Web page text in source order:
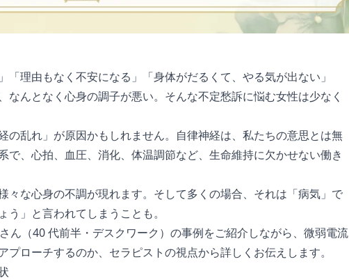
「理由もなく不安になる」「身体がだるくて、やる気が出ない」
んとなく心身の調子が悪い。そんな不定愁訴に悩む女性は少なく
の乱れ」が原因かもしれません。自律神経は、私たちの意思とは無
で、心拍、血圧、消化、体温調節など、生命維持に欠かせない働き
々な心身の不調が現れます。そして多くの場合、それは「病気」で
」と言われてしまうことも。
ん（40 代前半・デスクワーク）の事例をご紹介しながら、微弱電流
ローチするのか、セラピストの視点から詳しくお伝えします。